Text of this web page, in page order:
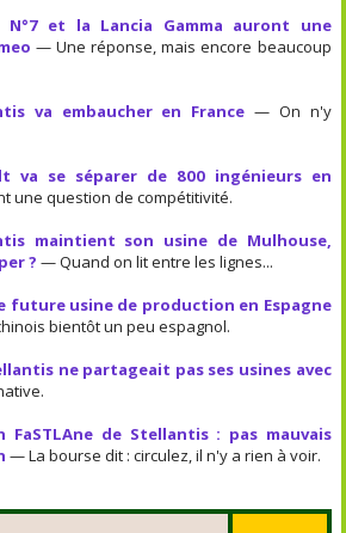
N°7 et la Lancia Gamma auront une
— Une réponse, mais encore beaucoup
va embaucher en France — On n'y
va se séparer de 800 ingénieurs en
une question de compétitivité.
maintient son usine de Mulhouse,
? — Quand on lit entre les lignes...
future usine de production en Espagne
bientôt un peu espagnol.
ne partageait pas ses usines avec
FaSTLAne de Stellantis : pas mauvais
— La bourse dit : circulez, il n'y a rien à voir.